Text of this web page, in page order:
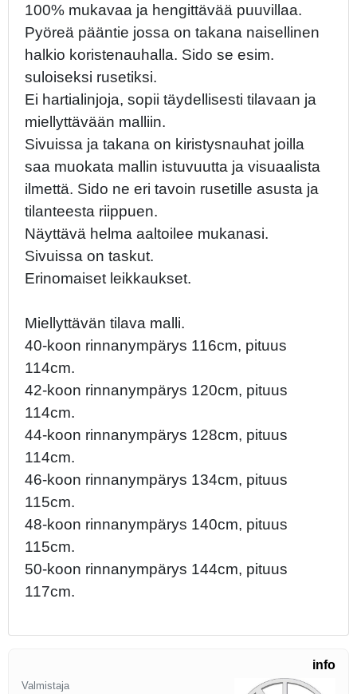
100% mukavaa ja hengittävää puuvillaa.
Pyöreä pääntie jossa on takana naisellinen
halkio koristenauhalla. Sido se esim.
suloiseksi rusetiksi.
Ei hartialinjoja, sopii täydellisesti tilavaan ja
miellyttävään malliin.
Sivuissa ja takana on kiristysnauhat joilla
saa muokata mallin istuvuutta ja visuaalista
ilmettä. Sido ne eri tavoin rusetille asusta ja
tilanteesta riippuen.
Näyttävä helma aaltoilee mukanasi.
Sivuissa on taskut.
Erinomaiset leikkaukset.
Miellyttävän tilava malli.
40-koon rinnanympärys 116cm, pituus
114cm.
42-koon rinnanympärys 120cm, pituus
114cm.
44-koon rinnanympärys 128cm, pituus
114cm.
46-koon rinnanympärys 134cm, pituus
115cm.
48-koon rinnanympärys 140cm, pituus
115cm.
50-koon rinnanympärys 144cm, pituus
117cm.
info
Valmistaja